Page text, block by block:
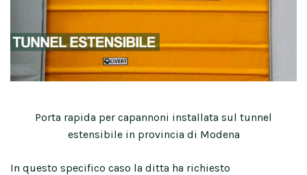
Porta rapida per capannoni installata sul tunnel
estensibile in provincia di Modena
In questo specifico caso la ditta ha richiesto